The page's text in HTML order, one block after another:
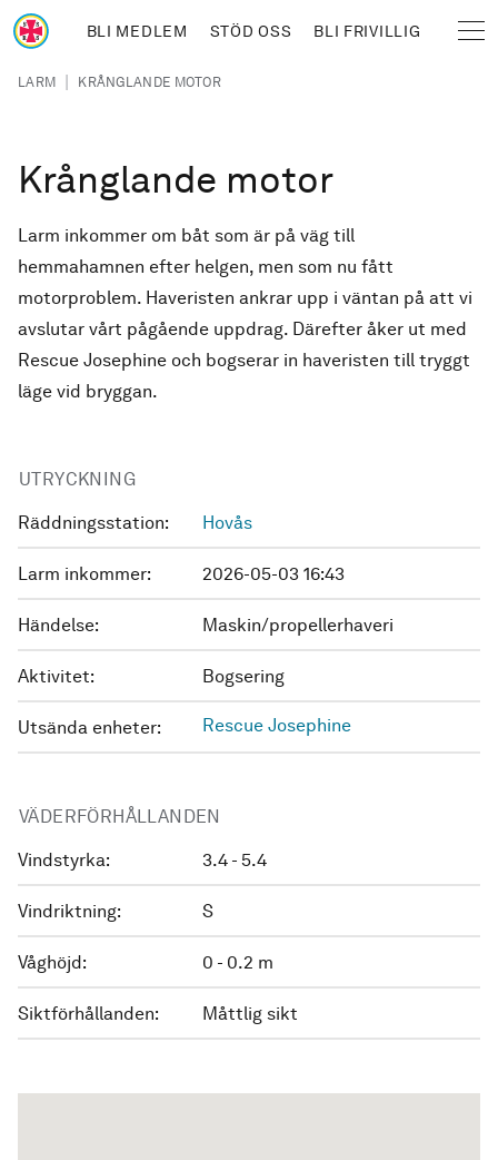
Hoppa till huvudinnehåll
BLI MEDLEM STÖD OSS BLI FRIVILLIG
Länkstig
LARM | KRÅNGLANDE MOTOR
Krånglande motor
Larm inkommer om båt som är på väg till
hemmahamnen efter helgen, men som nu fått
motorproblem. Haveristen ankrar upp i väntan på att vi
avslutar vårt pågående uppdrag. Därefter åker ut med
Rescue Josephine och bogserar in haveristen till tryggt
läge vid bryggan.
UTRYCKNING
Räddningsstation: Hovås
Larm inkommer: 2026-05-03 16:43
Händelse: Maskin/propellerhaveri
Aktivitet: Bogsering
Utsända enheter: Rescue Josephine
VÄDERFÖRHÅLLANDEN
Vindstyrka: 3.4 - 5.4
Vindriktning: S
Våghöjd: 0 - 0.2 m
Siktförhållanden: Måttlig sikt